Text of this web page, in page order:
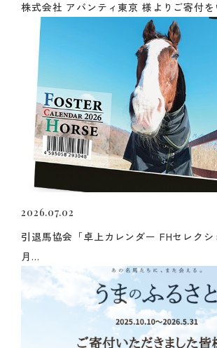
株式会社 アバンティ東京 様よりご寄付
2026.07.02
引退馬協会「卓上カレンダー FHセレクシ
月...